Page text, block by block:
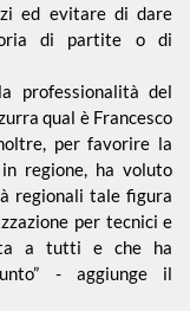
ed evitare di dare
di partite o di
professionalità del
qual è Francesco
per favorire la
regione, ha voluto
regionali tale figura
per tecnici e
a tutti e che ha
- aggiunge il